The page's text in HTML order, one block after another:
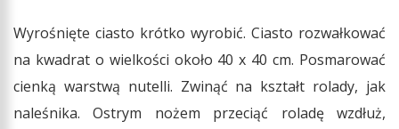
Wyrośnięte ciasto krótko wyrobić. Ciasto rozwałkować
na kwadrat o wielkości około 40 x 40 cm. Posmarować
cienką warstwą nutelli. Zwinąć na kształt rolady, jak
naleśnika. Ostrym nożem przeciąć roladę wzdłuż,